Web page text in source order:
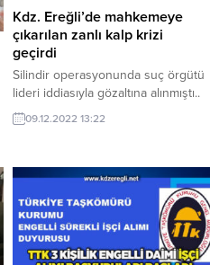
Kdz. Ereğli’de mahkemeye
çıkarılan zanlı kalp krizi
geçirdi
Silindir operasyonunda suç örgütü
lideri iddiasıyla gözaltına alınmıştı..
09.12.2022 13:22